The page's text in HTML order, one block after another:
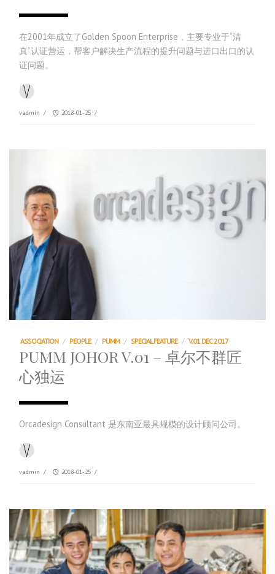
在2001年成立了Golden Spoon Enterprise，主要专业于“清
真”认证营运，帮客户解决生产流程的提升问题与进口出口的认
证问题。
vadmin / 2018-01-25 /
ASSOCIATION / PEOPLE / PUMM / SPECIAL FEATURE / V.01 DEC 2017
PUMM JOHOR V.01 – 卓尔不群匠
心独运
Orcadesign Consultant 是东南亚最具规模的设计顾问公司。
vadmin / 2018-01-25 /